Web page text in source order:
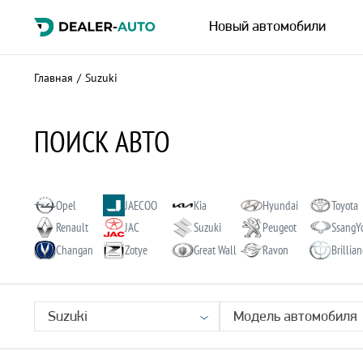
Новый автомобили
Главная / Suzuki
ПОИСК АВТО
Opel JAECOO Kia Hyundai
Toyota
Renault
JAC Suzuki Peugeot
Changan
Zotye Great Wall Ravon
Suzuki Модель автомобиля